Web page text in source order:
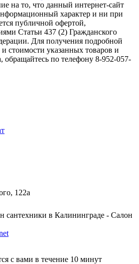
на то, что данный интернет-сайт
характер и ни при
публичной офертой,
Статьи 437 (2) Гражданского
Для получения подробной
стоимости указанных товаров и
обращайтесь по телефону 8-952-057-
122а
сантехники в Калининграде - Салон
с вами в течение 10 минут